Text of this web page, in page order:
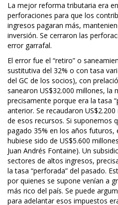
La mejor reforma tributaria era
perforaciones para que los
ingresos pagaran más,
inversión. Se cerraron las
error garrafal.
El error fue el “retiro” o
sustitutiva del 32% o con tasa
del GC de los socios), con
sanearon US$32.000 millones, la
precisamente porque era la tasa
anterior. Se recaudaron
de esos recursos. Si suponemos
pagado 35% en los años futuros,
hubiese sido de US$5.600
Juan Andrés Fontaine). Un
sectores de altos ingresos,
la tasa “perforada” del pasado.
por quienes se supone venían a
más rico del país. Se puede
para adelantar esos impuestos